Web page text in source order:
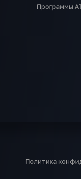
Программы
Политика